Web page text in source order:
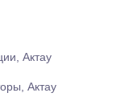
Актау
Актау